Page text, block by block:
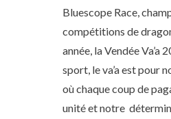
Bluescope Race,
compétitions de
année, la Vendée Va’a
sport, le va’a est pour
où chaque coup de
unité et notre